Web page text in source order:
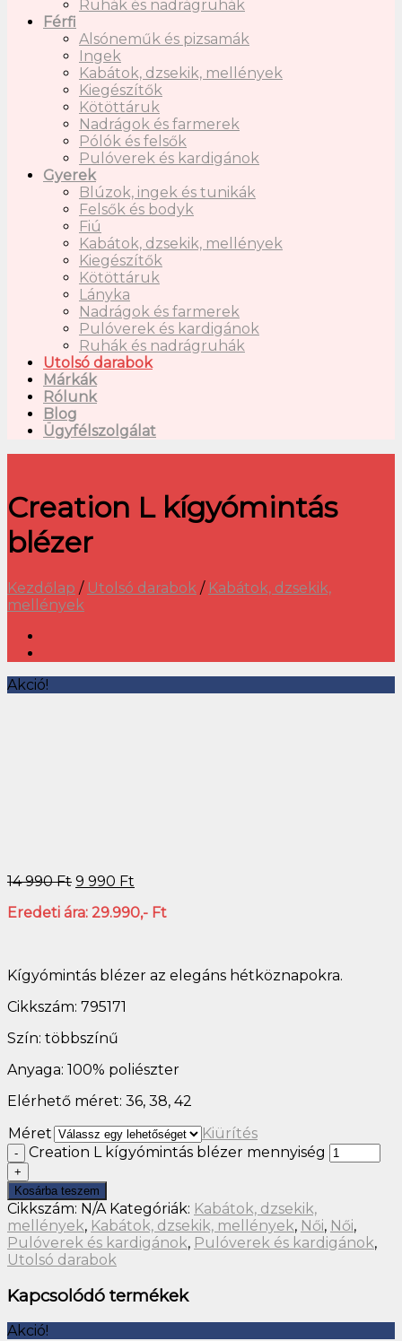
Ruhák és nadrágruhák
Férfi
Alsóneműk és pizsamák
Ingek
Kabátok, dzsekik, mellények
Kiegészítők
Kötöttáruk
Nadrágok és farmerek
Pólók és felsők
Pulóverek és kardigánok
Gyerek
Blúzok, ingek és tunikák
Felsők és bodyk
Fiú
Kabátok, dzsekik, mellények
Kiegészítők
Kötöttáruk
Lányka
Nadrágok és farmerek
Pulóverek és kardigánok
Ruhák és nadrágruhák
Utolsó darabok
Márkák
Rólunk
Blog
Ügyfélszolgálat
Creation L kígyómintás
blézer
Kezdőlap / Utolsó darabok / Kabátok, dzsekik,
mellények
Akció!
14 990Ft 9 990 Ft
Eredeti ára: 29.990,- Ft
Kígyómintás blézer az elegáns hétköznapokra.
Cikkszám: 795171
Szín: többszínű
Anyaga: 100% poliészter
Elérhető méret: 36, 38, 42
Méret
Kiürítés
Creation L kígyómintás blézer mennyiség
Kosárba teszem
Cikkszám: N/A Kategóriák: Kabátok, dzsekik,
mellények, Kabátok, dzsekik, mellények, Női, Női,
Pulóverek és kardigánok, Pulóverek és kardigánok,
Utolsó darabok
Kapcsolódó termékek
Akció!